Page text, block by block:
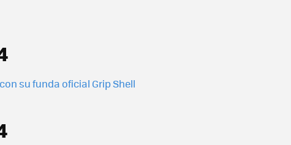
su funda oficial Grip Shell